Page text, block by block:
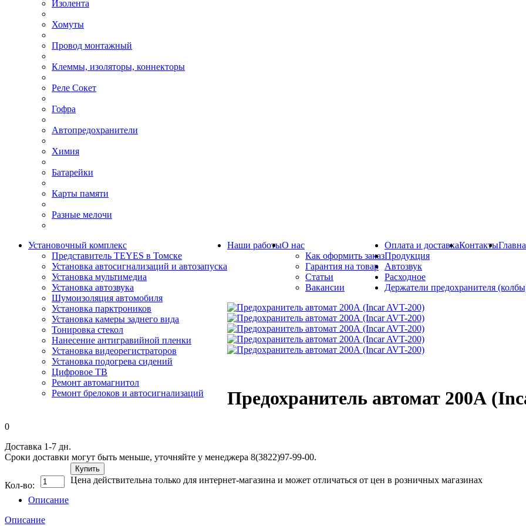
Изолента
Хомуты
Провод монтажный
Клеммы, изоляторы, коннекторы
Реле Сокет
Гофра
Автопредохранители
Химия
Батарейки
Карты памяти
Разные мелочи
Установочный комплекс
Представитель TEYES в Томске
Установка автосигнализаций и автозапуска
Установка мультимедиа
Установка автозвука
Шумоизоляция автомобиля
Установка парктроников
Установка камеры заднего вида
Тонировка стекол
Нанесение антигравийной пленки
Установка видеорегистраторов
Установка подогрева сидений
Цифровое ТВ
Ремонт автомагнитол
Ремонт брелоков и автосигнализаций
Наши работыО нас
Как оформить заказ
Гарантия на товар
Статьи
Вакансии
Оплата и доставкаКонтакты
Продукция
Автозвук
Расходное
Держатели предохранителя
Предохранитель автомат 200А
0
Доставка 1-7 дн.
Сроки доставки могут быть меньше, уточняйте у менеджера 8(3822)97-99-00.
Кол-во:
Купить
Цена действительна только для интернет-магазина и может отличаться от цен в розничных магазинах
Описание
Описание